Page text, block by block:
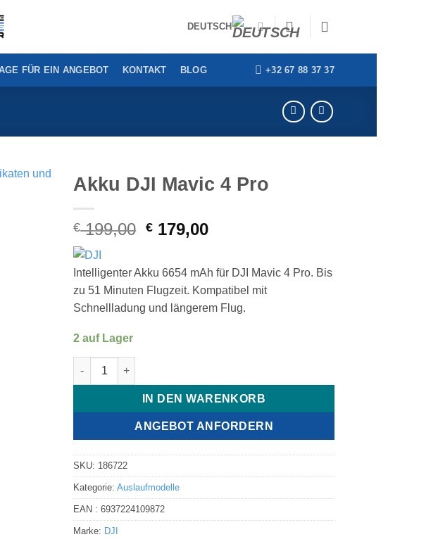
DEUTSCH
FÜR EIN ANGEBOT KONTAKT BLOG +32 67 88 37 37
Akku DJI Mavic 4 Pro
€199,00 Ursprünglicher
€ 199,00
€ 179,00Aktueller
€ 179,00.
Intelligenter Akku 6654 mAh für DJI Mavic 4 Pro. Bis
zu 51 Minuten Flugzeit. Kompatibel mit
Schnellladung und längerem Flug.
2 auf Lager
Akku DJI Mavic 4 Pro Menge
IN DEN WARENKORB
ANGEBOT ANFORDERN
SKU: 186722
Kategorie:Auslaufmodelle
EAN :6937224109872
Marke: DJI